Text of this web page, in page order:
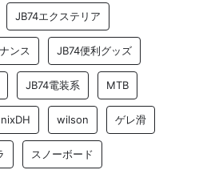
JB74エクステリア
ンス JB74便利グッズ
JB74電装系 MTB
wilson ゲレ滑
スノーボード